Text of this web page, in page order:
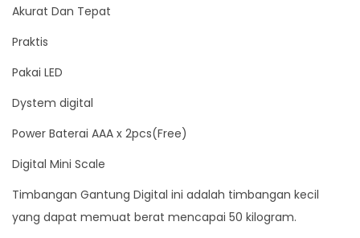
l
K
G
0
1
q
Akurat Dan Tepat
Praktis
Pakai LED
Dystem digital
Power Baterai AAA x 2pcs(Free)
Digital Mini Scale
Timbangan Gantung Digital ini adalah timbangan kecil
yang dapat memuat berat mencapai 50 kilogram.